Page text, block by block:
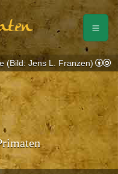
(Bild: Jens L. Franzen)